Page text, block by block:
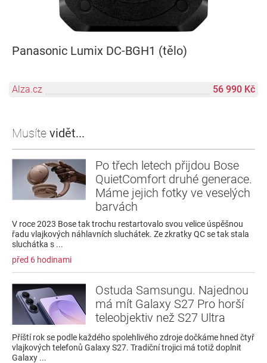
Panasonic Lumix DC-BGH1 (tělo)
Alza.cz 56 990 Kč
Musíte vidět...
Po třech letech přijdou Bose
QuietComfort druhé generace.
Máme jejich fotky ve veselých
barvách
V roce 2023 Bose tak trochu restartovalo svou velice úspěšnou
řadu vlajkových náhlavních sluchátek. Ze zkratky QC se tak stala
sluchátka s ...
před 6 hodinami
Ostuda Samsungu. Najednou
má mít Galaxy S27 Pro horší
teleobjektiv než S27 Ultra
Příští rok se podle každého spolehlivého zdroje dočkáme hned čtyř
vlajkových telefonů Galaxy S27. Tradiční trojici má totiž doplnit
Galaxy ...